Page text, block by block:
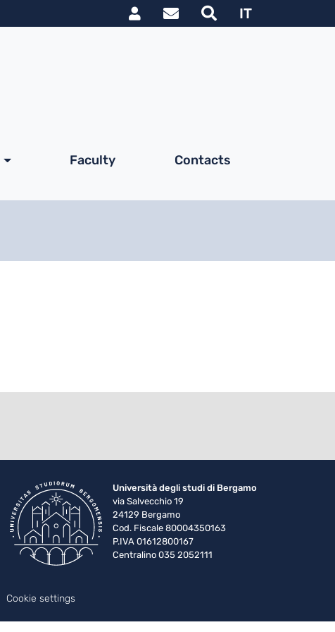
Link utili utente
IT
Faculty Contacts
Università degli studi di Bergamo
via Salvecchio 19
24129 Bergamo
Cod. Fiscale 80004350163
P.IVA 01612800167
Centralino 035 2052111
Cookie settings